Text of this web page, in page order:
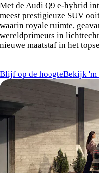
Met de Audi Q9 e-hybrid
meest prestigieuze SUV
waarin royale ruimte,
wereldprimeurs in
nieuwe maatstaf in het
Blijf op de hoogteBekijk 'm